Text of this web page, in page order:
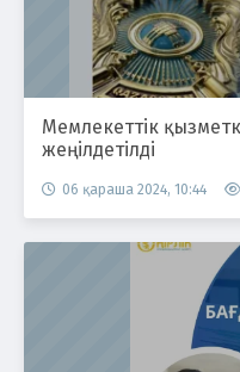
Мемлекеттік
жеңілдетілді
06 қараша 2024, 10:44